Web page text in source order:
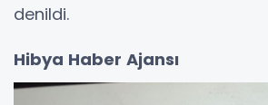
denildi.
Hibya Haber Ajansı